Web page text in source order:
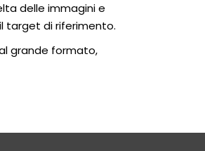
delle immagini e
target di riferimento.
grande formato,